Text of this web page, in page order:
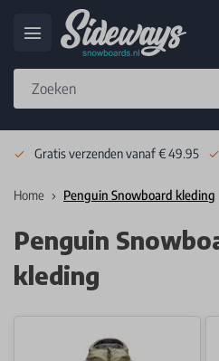
Gratis verzenden vanaf € 49.95
Home Penguin Snowboard kleding
Penguin
kleding